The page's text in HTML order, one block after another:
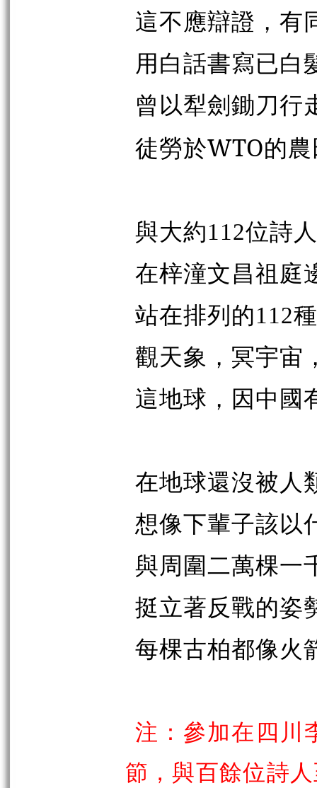
這不應辯證，有
用白話書寫已白
曾以犁劍鋤刀行
徒勞於WTO的
與大約112位詩
在梓潼文昌祖庭
站在排列的112
觀天象，冥宇宙
這地球，因中國
在地球還沒被人
想像下輩子該以
與周圍二萬棵一
挺立著反戰的姿
每棵古柏都像火
注：參加在四川
節，與百餘位詩